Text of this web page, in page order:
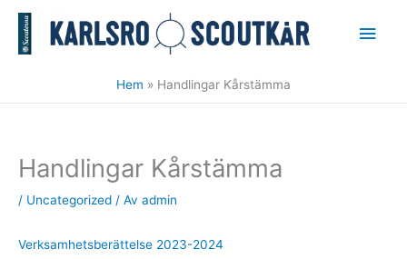
Hoppa
innehåll
Hem Handlingar Kårstämma
Handlingar Kårstämma
/ Uncategorized / Av admin
Verksamhetsberättelse 2023-2024